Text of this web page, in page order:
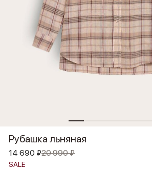
Рубашка льняная
14 690 ₽20 990 ₽
SALE